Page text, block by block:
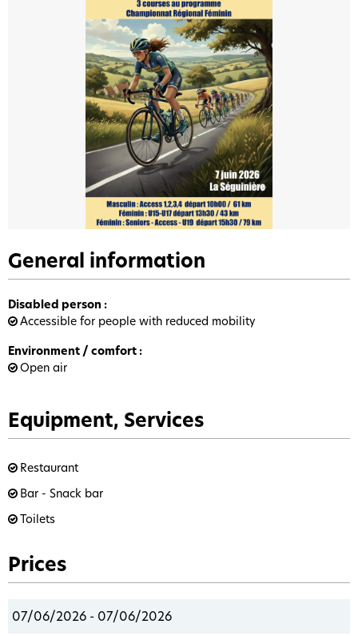
General information
Disabled person :
Accessible for people with reduced mobility
Environment / comfort :
Open air
Equipment, Services
Restaurant
Bar - Snack bar
Toilets
Prices
07/06/2026 - 07/06/2026